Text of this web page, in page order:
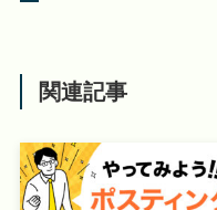
関連記事